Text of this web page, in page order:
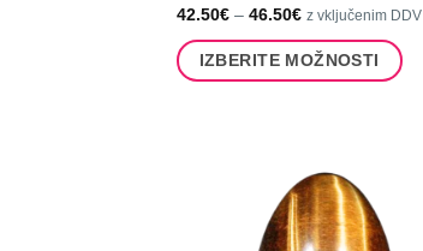
42.50€ – 46.50€Cenovni
razpon:
od
42.50€
do
z vključenim DDV
IZBERITE MOŽNOSTI